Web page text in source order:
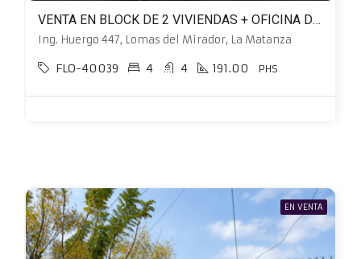
VENTA EN BLOCK DE 2 VIVIENDAS + OFICINA DE 43m² A REFACCIONAR IDEAL PARA 2 FAMILIAS.
Ing. Huergo 447, Lomas del Mirador, La Matanza
FLO-40039 4 4 191.00 PHS
EN VENTA